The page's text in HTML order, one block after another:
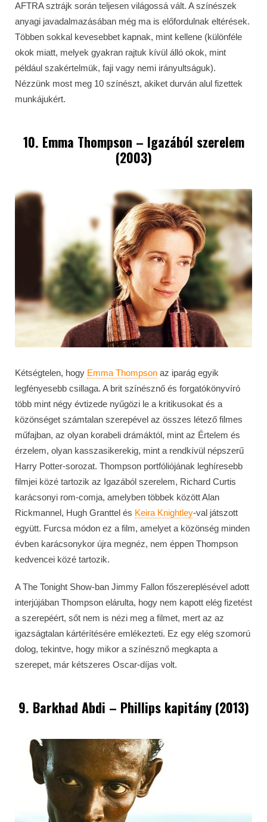
AFTRA sztrájk során teljesen világossá vált. A színészek
anyagi javadalmazásában még ma is előfordulnak eltérések.
Többen sokkal kevesebbet kapnak, mint kellene (különféle
okok miatt, melyek gyakran rajtuk kívül álló okok, mint
például szakértelmük, faji vagy nemi irányultságuk).
Nézzünk most meg 10 színészt, akiket durván alul fizettek
munkájukért.
10. Emma Thompson – Igazából szerelem
(2003)
Kétségtelen, hogy Emma Thompson az iparág egyik
legfényesebb csillaga. A brit színésznő és forgatókönyvíró
több mint négy évtizede nyűgözi le a kritikusokat és a
közönséget számtalan szerepével az összes létező filmes
műfajban, az olyan korabeli drámáktól, mint az Értelem és
érzelem, olyan kasszasikerekig, mint a rendkívül népszerű
Harry Potter-sorozat. Thompson portfóliójának leghíresebb
filmjei közé tartozik az Igazából szerelem, Richard Curtis
karácsonyi rom-comja, amelyben többek között Alan
Rickmannel, Hugh Granttel és Keira Knightley-val játszott
együtt. Furcsa módon ez a film, amelyet a közönség minden
évben karácsonykor újra megnéz, nem éppen Thompson
kedvencei közé tartozik.
A The Tonight Show-ban Jimmy Fallon főszereplésével adott
interjújában Thompson elárulta, hogy nem kapott elég fizetést
a szerepéért, sőt nem is nézi meg a filmet, mert az az
igazságtalan kártérítésére emlékezteti. Ez egy elég szomorú
dolog, tekintve, hogy mikor a színésznő megkapta a
szerepet, már kétszeres Oscar-díjas volt.
9. Barkhad Abdi – Phillips kapitány (2013)